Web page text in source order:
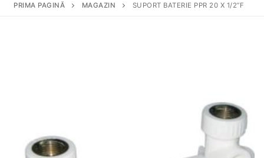
PRIMA PAGINĂ MAGAZIN SUPORT BATERIE PPR 20 X 1/2”F